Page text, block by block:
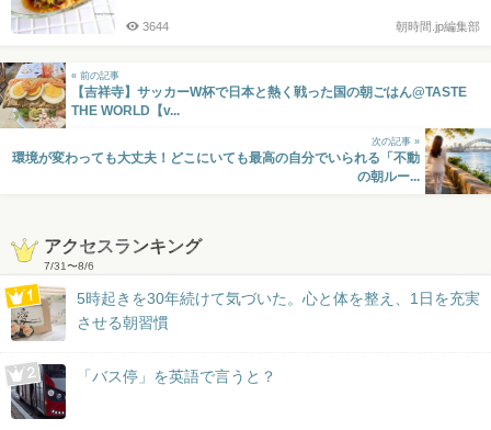
朝時間.jp編集部
3644
« 前の記事
【吉祥寺】サッカーW杯で日本と熱く戦った国の朝ごはん@TASTE
THE WORLD【v...
次の記事 »
環境が変わっても大丈夫！どこにいても最高の自分でいられる「不動
の朝ルー...
アクセスランキング
7/31〜8/6
5時起きを30年続けて気づいた。心と体を整え、1日を充実
させる朝習慣
「バス停」を英語で言うと？